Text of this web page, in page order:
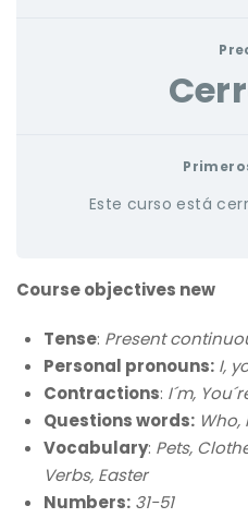
Este curso está
Course objectives new
Tense: Present
Personal pronouns: I,
Contractions: I´m,
Questions words: Who,
Vocabulary: Pets,
Verbs, Easter
Numbers: 31-51